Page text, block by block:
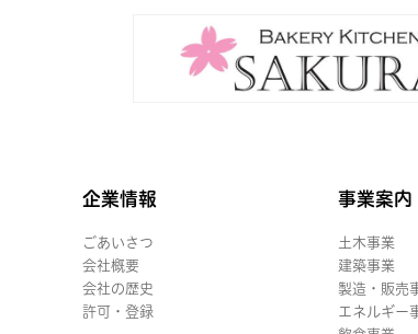
企業情報
ごあいさつ
会社概要
会社の歴史
許可・登録
事業案内
土木事業
建築事業
製造・販売
エネルギー